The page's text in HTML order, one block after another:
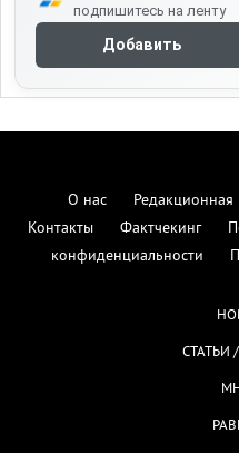
подпишитесь на ленту
Добавить
О нас Редакционная
Контакты
Фактчекинг
конфиденциальности
СТАТЬИ